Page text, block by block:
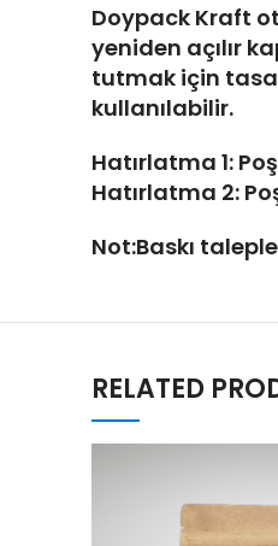
Doypack Kraft
yeniden açılır
tutmak için
kullanılabilir.
Hatırlatma 1:
Hatırlatma 2:
Not:Baskı
RELATED